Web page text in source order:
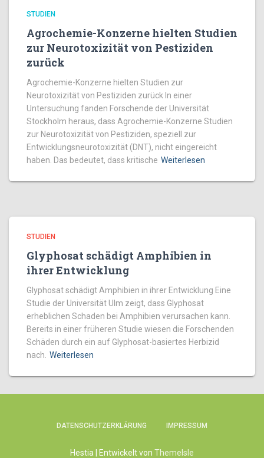
STUDIEN
Agrochemie-Konzerne hielten Studien
zur Neurotoxizität von Pestiziden
zurück
Agrochemie-Konzerne hielten Studien zur
Neurotoxizität von Pestiziden zurück In einer
Untersuchung fanden Forschende der Universität
Stockholm heraus, dass Agrochemie-Konzerne Studien
zur Neurotoxizität von Pestiziden, speziell zur
Entwicklungsneurotoxizität (DNT), nicht eingereicht
haben. Das bedeutet, dass kritische Weiterlesen
STUDIEN
Glyphosat schädigt Amphibien in
ihrer Entwicklung
Glyphosat schädigt Amphibien in ihrer Entwicklung Eine
Studie der Universität Ulm zeigt, dass Glyphosat
erheblichen Schaden bei Amphibien verursachen kann.
Bereits in einer früheren Studie wiesen die Forschenden
Schäden durch ein auf Glyphosat-basiertes Herbizid
nach. Weiterlesen
DATENSCHUTZERKLÄRUNG IMPRESSUM
Hestia | Entwickelt von ThemeIsle